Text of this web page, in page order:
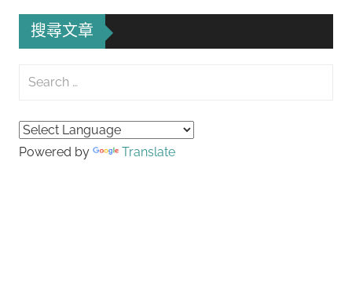
搜尋文章
Search
Powered by Translate